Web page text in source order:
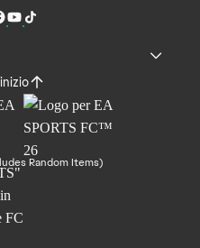
Random Items)